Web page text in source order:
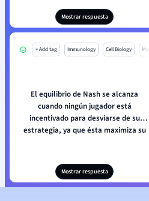
Mostrar respuesta
+ Add tag Immunology Cell Biology Mo
El equilibrio de Nash se alcanza
cuando ningún jugador está
incentivado para desviarse de su
estrategia, ya que ésta maximiza su
resultado.
Mostrar respuesta